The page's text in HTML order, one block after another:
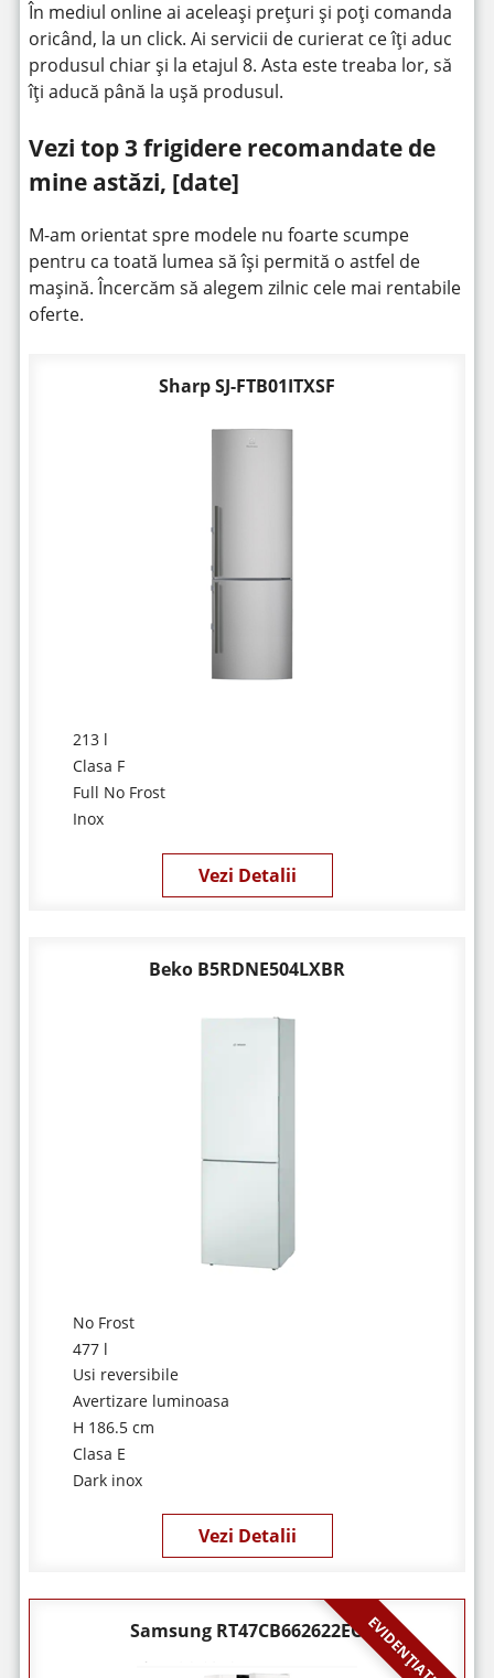
În mediul online ai aceleași prețuri și poți comanda
oricând, la un click. Ai servicii de curierat ce îți aduc
produsul chiar și la etajul 8. Asta este treaba lor, să
îți aducă până la ușă produsul.
Vezi top 3 frigidere recomandate de
mine astăzi, [date]
M-am orientat spre modele nu foarte scumpe
pentru ca toată lumea să își permită o astfel de
mașină. Încercăm să alegem zilnic cele mai rentabile
oferte.
Sharp SJ-FTB01ITXSF
213 l
Clasa F
Full No Frost
Inox
Vezi Detalii
Beko B5RDNE504LXBR
No Frost
477 l
Usi reversibile
Avertizare luminoasa
H 186.5 cm
Clasa E
Dark inox
Vezi Detalii
EVIDENȚIATE
Samsung RT47CB662622EO